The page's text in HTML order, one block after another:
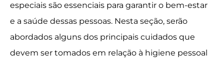
especiais são essenciais para garantir o bem-estar
e a saúde dessas pessoas. Nesta seção, serão
abordados alguns dos principais cuidados que
devem ser tomados em relação à higiene pessoal